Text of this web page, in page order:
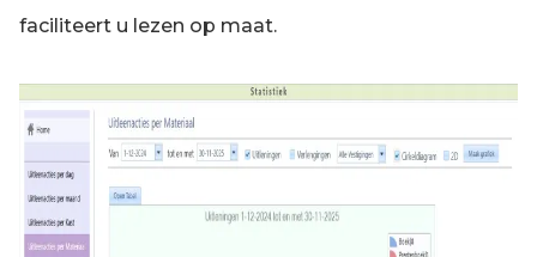
faciliteert u lezen op maat.